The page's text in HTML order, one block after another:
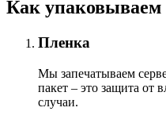
Как
Пленка
Мы запечатываем
пакет – это защита от
случаи.